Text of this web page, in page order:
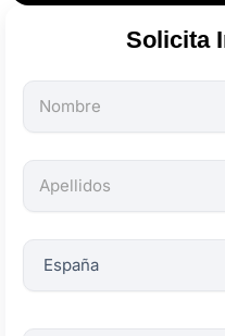
Solicita
Todos
los
son
obligatorios.